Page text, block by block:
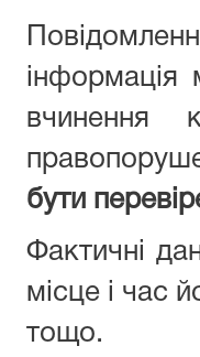
інформація
вчинення
бути
Фактичні
місце і час
тощо.